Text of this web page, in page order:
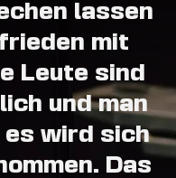
lassen
mit
Leute sind
und man
es wird sich
Das